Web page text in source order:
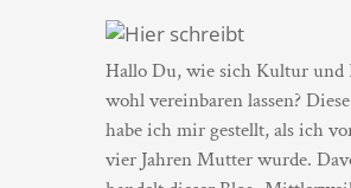
Hallo Du, wie sich Kultur
wohl vereinbaren lassen?
habe ich mir gestellt, als ich
vier Jahren Mutter wurde.